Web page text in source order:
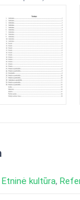
Etninė kultūra,